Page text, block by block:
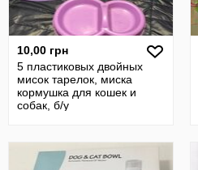
10,00 грн
5 пластиковых двойных
мисок тарелок, миска
кормушка для кошек и
собак, б/у